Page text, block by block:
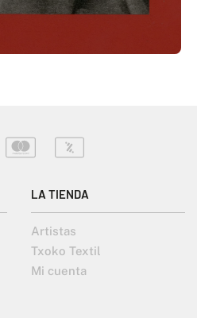
LA TIENDA
Artistas
Txoko Textil
Mi cuenta